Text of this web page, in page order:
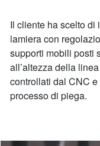
Il cliente ha scelto di
lamiera con
supporti mobili posti
all’altezza della
controllati dal CNC
processo di piega.